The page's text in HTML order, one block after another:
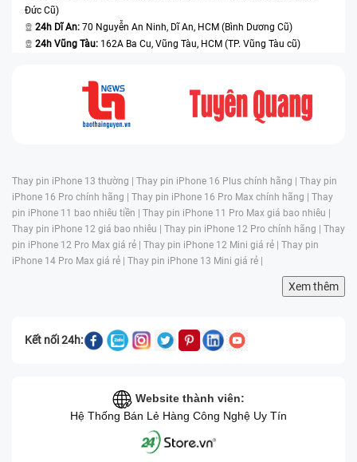
3. Dấu hiệu nhận biết cần thay camera iPhone 16
Plus
Nếu thiết bị gặp một trong các biểu hiện dưới đây, bạn
được kiểm tra và thay thế kịp thời:
bạn mở ứng dụng Camera nhưng chỉ thấy màn hình
tối đen, không hiển thị bất kỳ hình ảnh nào. Dù đã
thử khởi động lại máy hoặc cập nhật phần mềm
nhưng tình trạng vẫn không cải thiện, thì rất có thể
Đức Cũ)
24h Dĩ An: 70 Nguyễn An Ninh, Dĩ An, HCM (Bình Dương Cũ)
24h Vũng Tàu: 162A Ba Cu, Vũng Tàu, HCM (TP. Vũng Tàu cũ)
Thay pin iPhone 13 thường | Thay pin iPhone 16 Plus chính hãng | Thay pin
iPhone 16 Pro chính hãng | Thay pin iPhone 16 Pro Max chính hãng | Thay
pin iPhone 11 bao nhiêu tiền | Thay pin iPhone 11 Pro Max giá bao nhiêu |
Thay pin iPhone 12 giá bao nhiêu | Thay pin iPhone 12 Pro chính hãng | Thay
pin iPhone 12 Pro Max giá rẻ | Thay pin iPhone 12 Mini giá rẻ | Thay pin
iPhone 14 Pro Max giá rẻ | Thay pin iPhone 13 Mini giá rẻ |
Xem thêm
Kết nối 24h:
Website thành viên:
Hệ Thống Bán Lẻ Hàng Công Nghệ Uy Tín